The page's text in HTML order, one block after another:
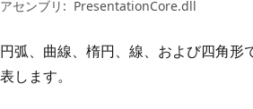
アセンブリ: PresentationCore.dll
円弧、曲線、楕円、線、および四角形
表します。